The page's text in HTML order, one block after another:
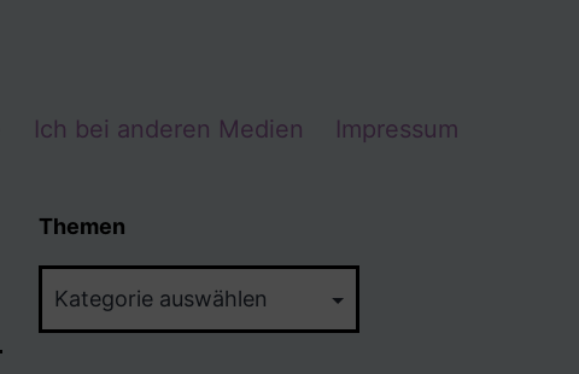
Ich bei anderen Medien Impressum
Themen